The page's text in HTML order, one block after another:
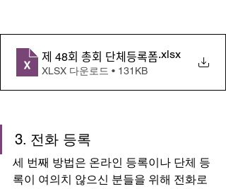
제 48회 총회 단체등록폼.xlsx
XLSX 다운로드 • 131KB
3. 전화 등록
세 번째 방법은 온라인 등록이나 단체 등
록이 여의치 않으신 분들을 위해 전화로